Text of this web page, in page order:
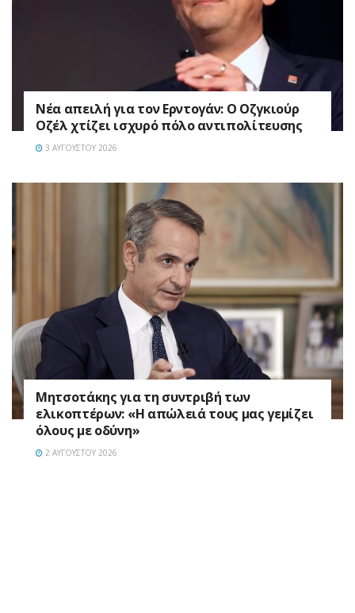
Νέα απειλή για τον Ερντογάν: Ο Οζγκιούρ
Οζέλ χτίζει ισχυρό πόλο αντιπολίτευσης
3 ΑΥΓΟΎΣΤΟΥ 2026
Μητσοτάκης για τη συντριβή των
ελικοπτέρων: «Η απώλειά τους μας γεμίζει
όλους με οδύνη»
2 ΑΥΓΟΎΣΤΟΥ 2026